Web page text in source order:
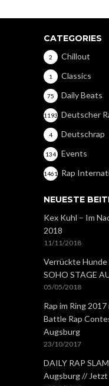
CATEGORIES
Chillout
2
Classics
1
Daily Beats
75
Deutscher
1193
Deutschrap
4
Events
134
Rap
1461
NEUESTE
Kex Kuhl – Im
2018
11/11/2018
Verrückte Hunde
SOHO STAGE
05/05/2018
Rap im Ring
Battle Rap
Augsburg
23/10/2017
DAILY RAP
Augsburg //